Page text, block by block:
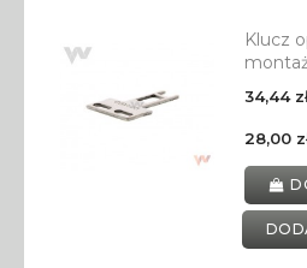
Klucz
34,44
28,00